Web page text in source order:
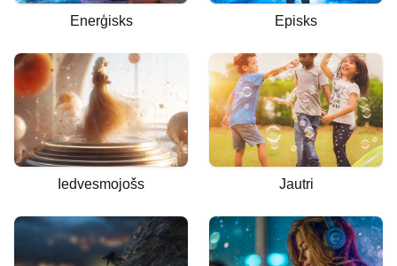
Enerģisks Episks
Iedvesmojošs Jautri